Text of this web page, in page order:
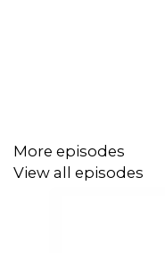
More episodes
View all episodes